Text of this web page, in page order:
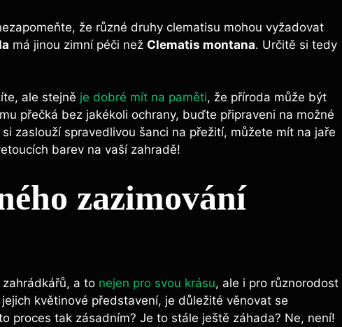
že různé druhy clematisu mohou vyžadovat
má jinou zimní péči než Clematis montana. Určitě si tedy
ale stejně je dobré mít na paměti, že příroda může být
přečká bez jakékoli ochrany, buďte připraveni na možné
zaslouží spravedlivou šanci na přežití, můžete mít na jaře
barev na vaší zahradě!
zazimování
a to nejen pro svou krásu, ale i pro různorodost
květinové představení, je důležité věnovat se
proces tak zásadním? Je to stále ještě záhada? Ne, není!